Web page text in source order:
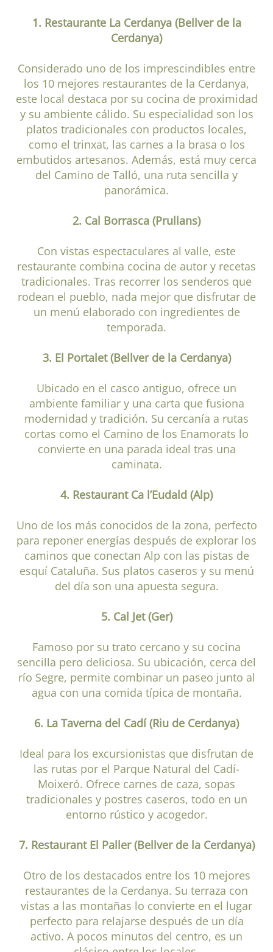
1. Restaurante La Cerdanya (Bellver de la
Cerdanya)
Considerado uno de los imprescindibles entre
los 10 mejores restaurantes de la Cerdanya,
este local destaca por su cocina de proximidad
y su ambiente cálido. Su especialidad son los
platos tradicionales con productos locales,
como el trinxat, las carnes a la brasa o los
embutidos artesanos. Además, está muy cerca
del Camino de Talló, una ruta sencilla y
panorámica.
2. Cal Borrasca (Prullans)
Con vistas espectaculares al valle, este
restaurante combina cocina de autor y recetas
tradicionales. Tras recorrer los senderos que
rodean el pueblo, nada mejor que disfrutar de
un menú elaborado con ingredientes de
temporada.
3. El Portalet (Bellver de la Cerdanya)
Ubicado en el casco antiguo, ofrece un
ambiente familiar y una carta que fusiona
modernidad y tradición. Su cercanía a rutas
cortas como el Camino de los Enamorats lo
convierte en una parada ideal tras una
caminata.
4. Restaurant Ca l’Eudald (Alp)
Uno de los más conocidos de la zona, perfecto
para reponer energías después de explorar los
caminos que conectan Alp con las pistas de
esquí Cataluña. Sus platos caseros y su menú
del día son una apuesta segura.
5. Cal Jet (Ger)
Famoso por su trato cercano y su cocina
sencilla pero deliciosa. Su ubicación, cerca del
río Segre, permite combinar un paseo junto al
agua con una comida típica de montaña.
6. La Taverna del Cadí (Riu de Cerdanya)
Ideal para los excursionistas que disfrutan de
las rutas por el Parque Natural del Cadí-
Moixeró. Ofrece carnes de caza, sopas
tradicionales y postres caseros, todo en un
entorno rústico y acogedor.
7. Restaurant El Paller (Bellver de la Cerdanya)
Otro de los destacados entre los 10 mejores
restaurantes de la Cerdanya. Su terraza con
vistas a las montañas lo convierte en el lugar
perfecto para relajarse después de un día
activo. A pocos minutos del centro, es un